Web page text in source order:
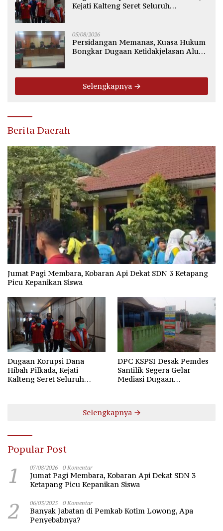
Kejati Kalteng Seret Seluruh
05/08/2026
Persidangan Memanas, Kuasa Hukum
Bongkar Dugaan Ketidakjelasan Alur
Selengkapnya
Berita Daerah
Jumat Pagi Membara, Kobaran Api Dekat SDN 3 Ketapang
Picu Kepanikan Siswa
Dugaan Korupsi Dana
Hibah Pilkada, Kejati
Kalteng Seret Seluruh
DPC KSPSI Desak Pemdes
Santilik Segera Gelar
Mediasi Dugaan
Selengkapnya
Popular Post
1 07/08/2026 0 Komentar
Jumat Pagi Membara, Kobaran Api Dekat SDN 3
Ketapang Picu Kepanikan Siswa
2 06/03/2025 0 Komentar
Banyak Jabatan di Pemkab Kotim Lowong, Apa
Penyebabnya?